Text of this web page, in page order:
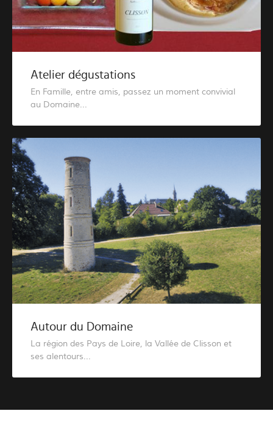
Atelier dégustations
En Famille, entre amis, passez un moment convivial
au Domaine...
Autour du Domaine
La région des Pays de Loire, la Vallée de Clisson et
ses alentours...